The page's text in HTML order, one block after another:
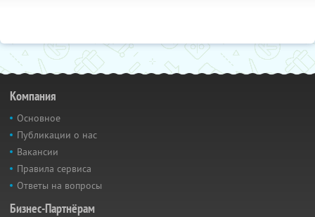
Компания
Основное
Публикации о нас
Вакансии
Правила сервиса
Ответы на вопросы
Бизнес-Партнёрам